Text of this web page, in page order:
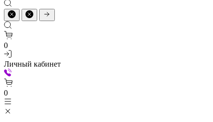
0
Личный кабинет
0